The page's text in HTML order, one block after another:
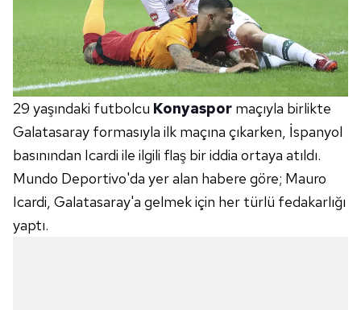
29 yaşındaki futbolcu Konyaspor maçıyla birlikte
Galatasaray formasıyla ilk maçına çıkarken, İspanyol
basınından Icardi ile ilgili flaş bir iddia ortaya atıldı.
Mundo Deportivo'da yer alan habere göre; Mauro
Icardi, Galatasaray'a gelmek için her türlü fedakarlığı
yaptı.